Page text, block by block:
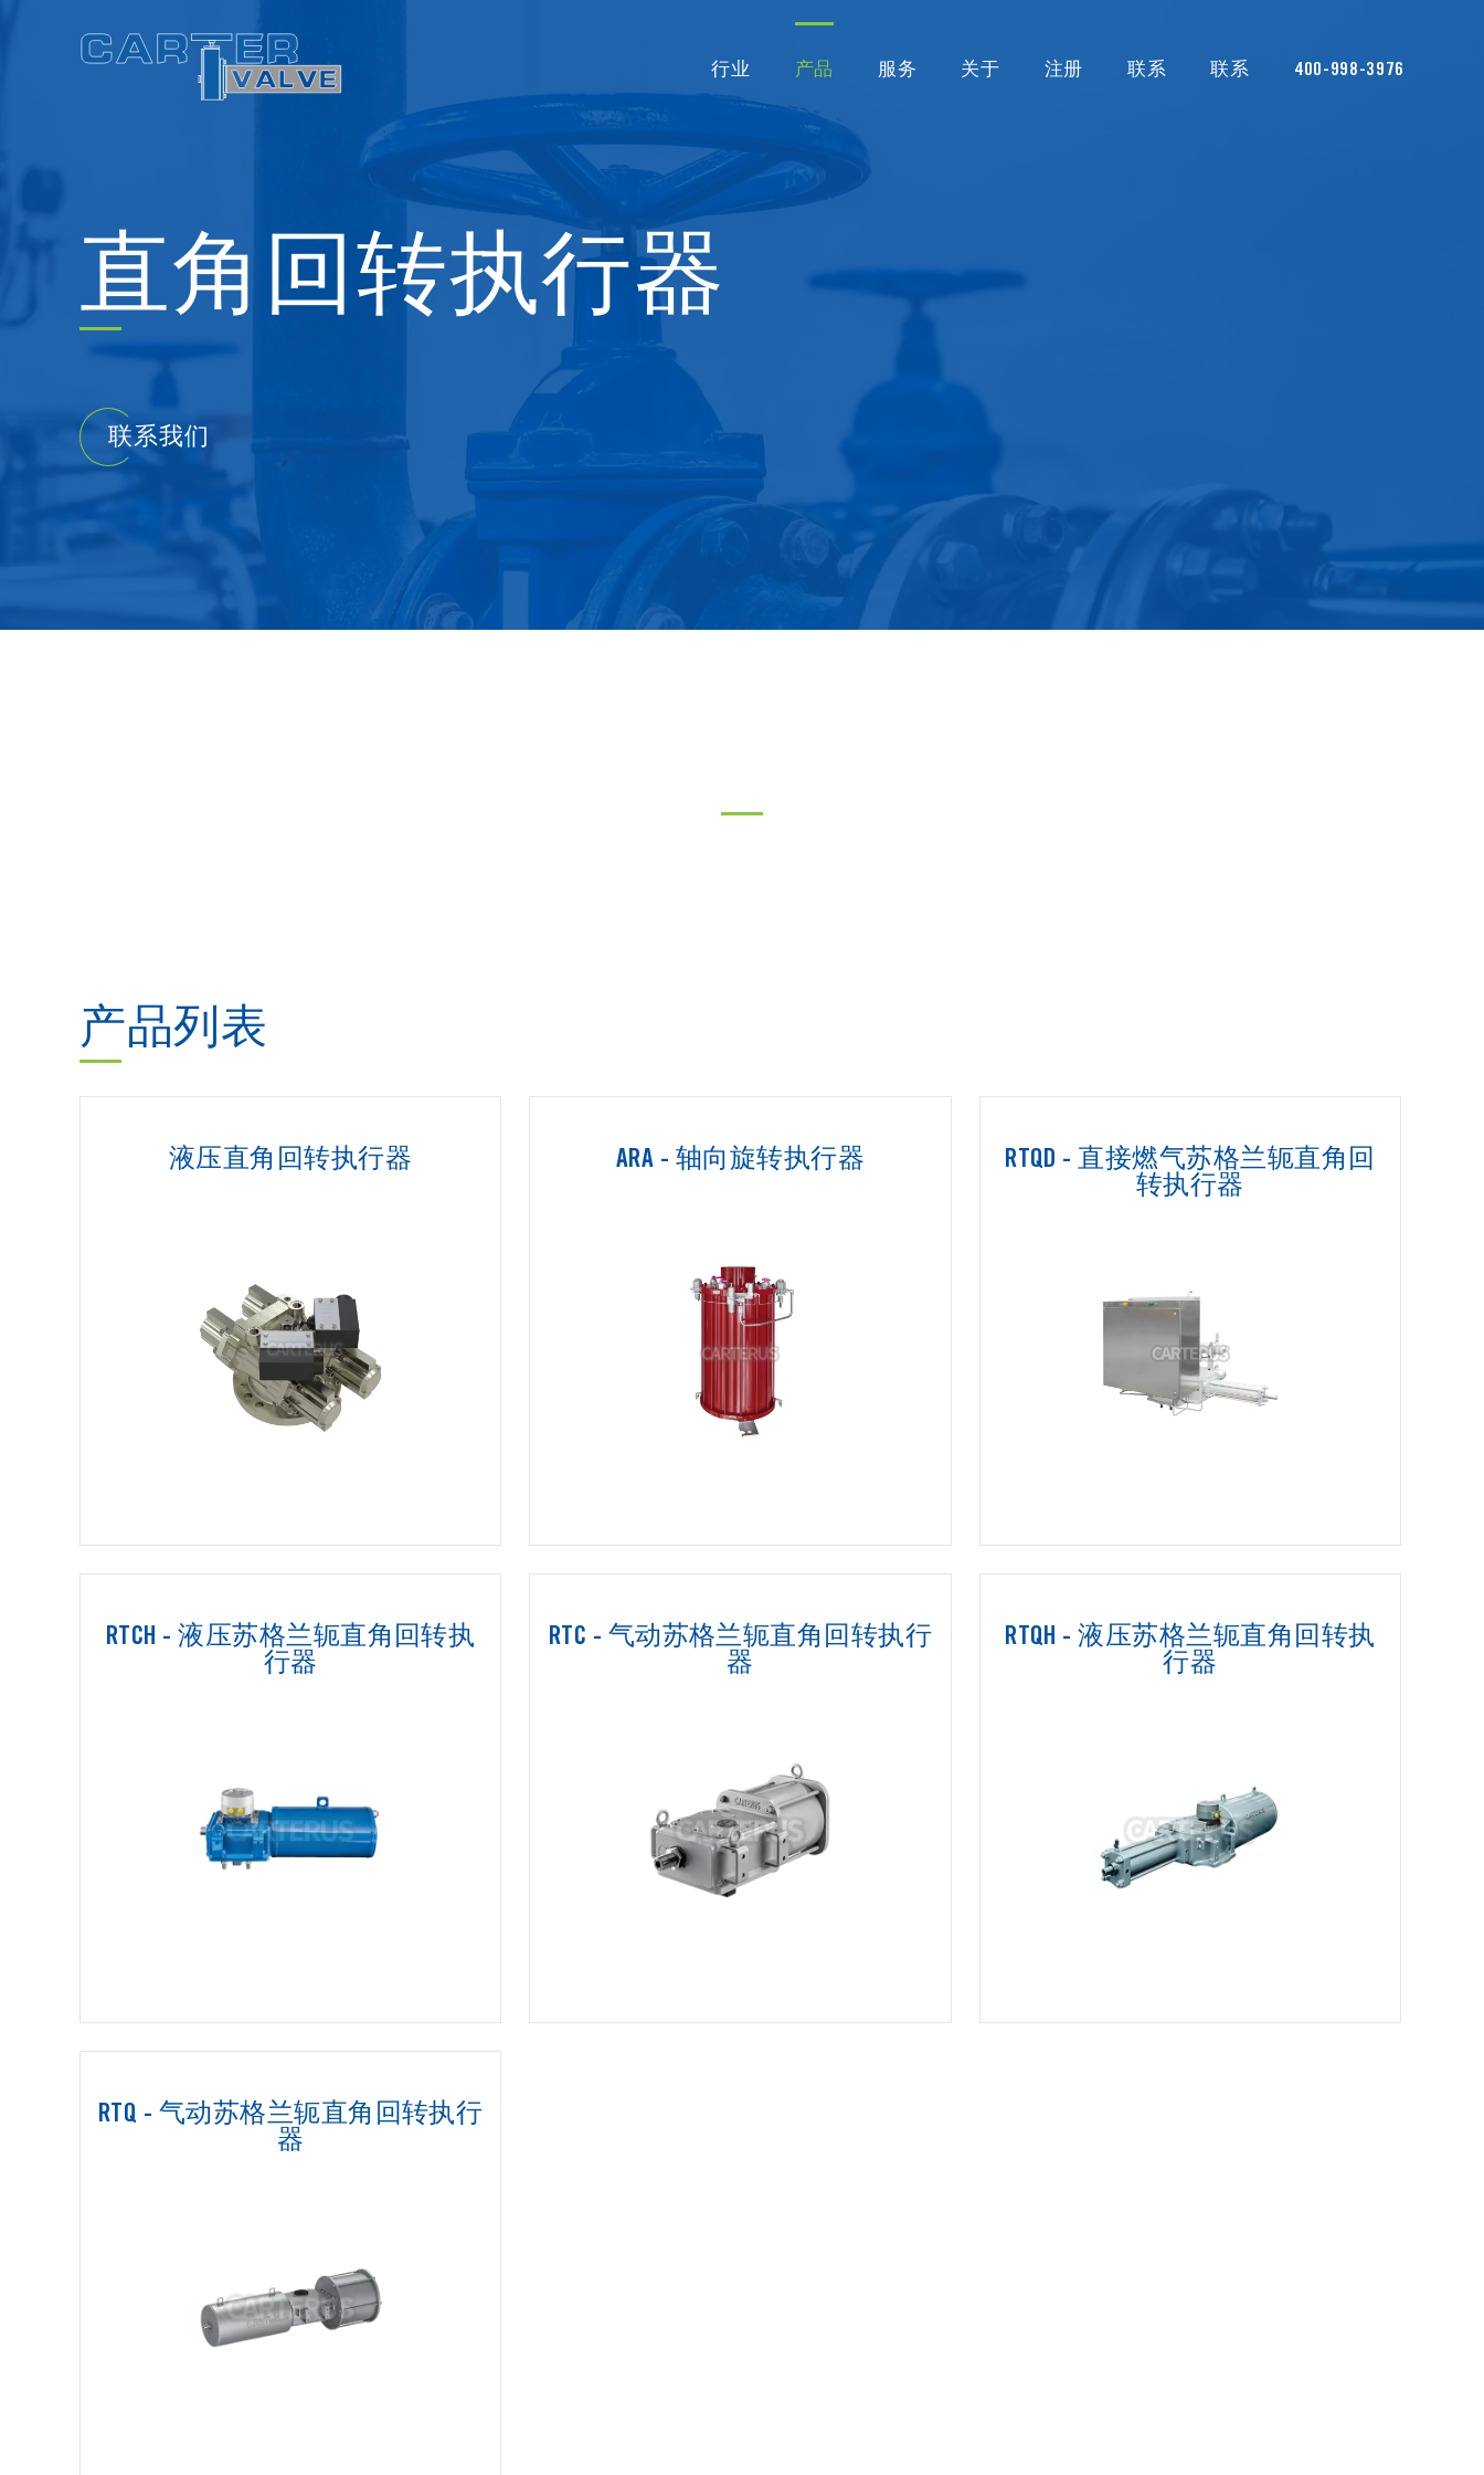
行业 产品 服务 关于 注册 联系 联系 400-998-3976
直角回转执行器
联系我们
产品列表
液压直角回转执行器 ARA - 轴向旋转执行器
RTQD - 直接燃气苏格兰轭直角回
转执行器
RTCH - 液压苏格兰轭直角回转执
行器
RTC - 气动苏格兰轭直角回转执行
器
RTQH - 液压苏格兰轭直角回转执
行器
RTQ - 气动苏格兰轭直角回转执行
器